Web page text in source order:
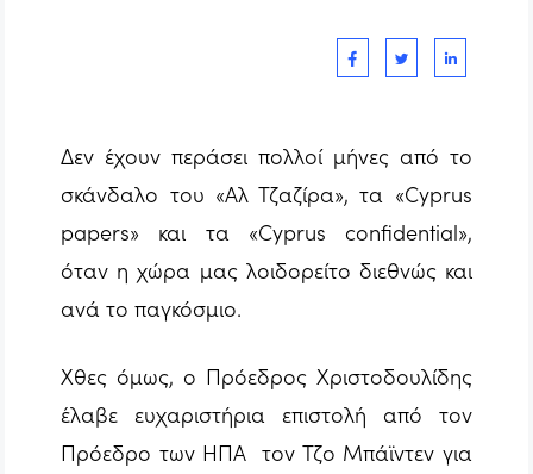
Δεν έχουν περάσει πολλοί μήνες από το
σκάνδαλο του «Αλ Τζαζίρα», τα «Cyprus
papers» και τα «Cyprus confidential»,
όταν η χώρα μας λοιδορείτο διεθνώς και
ανά το παγκόσμιο.
Χθες όμως, ο Πρόεδρος Χριστοδουλίδης
έλαβε ευχαριστήρια επιστολή από τον
Πρόεδρο των ΗΠΑ τον Τζο Μπάϊντεν για